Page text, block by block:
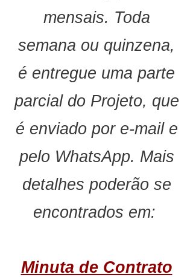
mensais. Toda
semana ou quinzena,
é entregue uma parte
parcial do Projeto, que
é enviado por e-mail e
pelo WhatsApp. Mais
detalhes poderão se
encontrados em:
Minuta de Contrato